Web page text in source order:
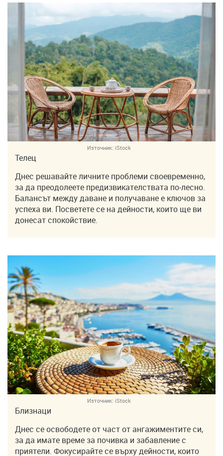
Източник: iStock
Телец
Днес решавайте личните проблеми своевременно,
за да преодолеете предизвикателствата по-лесно.
Балансът между даване и получаване е ключов за
успеха ви. Посветете се на дейности, които ще ви
донесат спокойствие.
Източник: iStock
Близнаци
Днес се освободете от част от ангажиментите си,
за да имате време за почивка и забавление с
приятели. Фокусирайте се върху дейности, които